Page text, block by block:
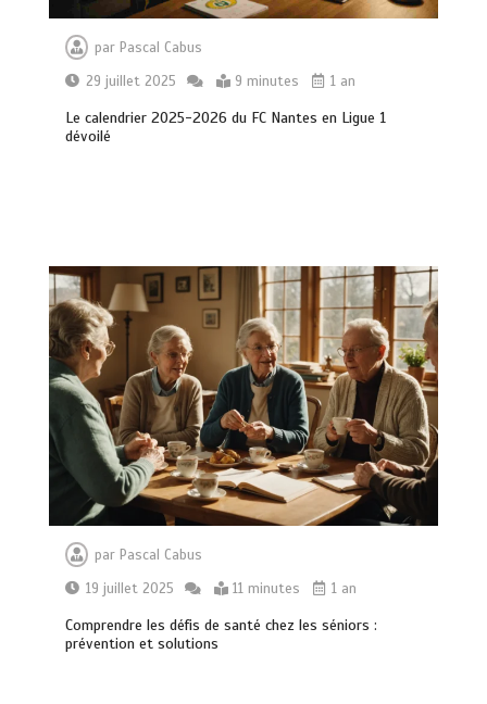
par Pascal Cabus
29 juillet 2025
9 minutes 1 an
Le calendrier 2025-2026 du FC Nantes en Ligue 1
dévoilé
par Pascal Cabus
19 juillet 2025
11 minutes 1 an
Comprendre les défis de santé chez les séniors :
prévention et solutions